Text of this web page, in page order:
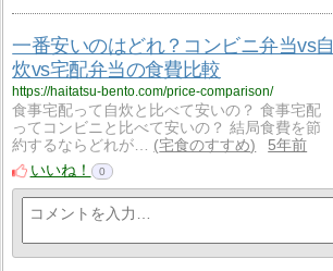
一番安いのはどれ？コンビニ弁当vs自
炊vs宅配弁当の食費比較
https://haitatsu-bento.com/price-comparison/
食事宅配って自炊と比べて安いの？ 食事宅配
ってコンビニと比べて安いの？ 結局食費を節
約するならどれが…
宅食のすすめ
5年前
いいね！
0